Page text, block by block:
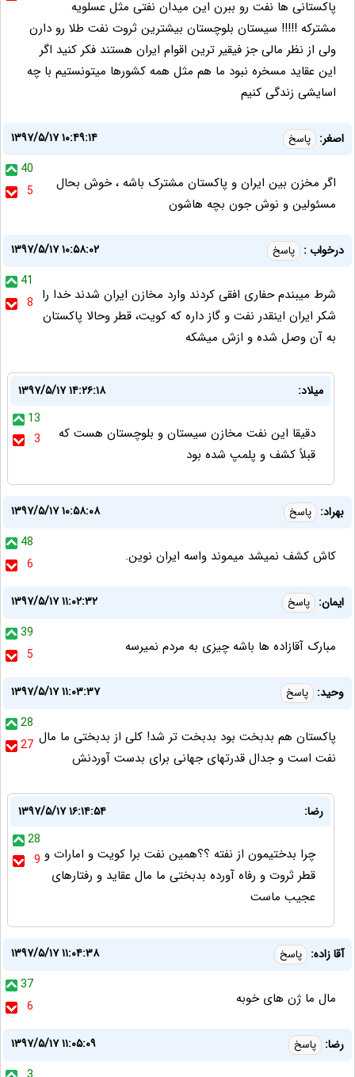
پاکستانی ها نفت رو ببرن این میدان نفتی مثل عسلویه
مشترکه !!!!! سیستان بلوچستان بیشترین ثروت نفت طلا رو دارن
ولی از نظر مالی جز فیقیر ترین اقوام ایران هستند فکر کنید اگر
این عقاید مسخره نبود ما هم مثل همه کشورها میتونستیم با چه
اسایشی زندگی کنیم
اصغر: پاسخ
۱۳۹۷/۵/۱۷ ۱۰:۴۹:۱۴
40
5
اگر مخزن بین ایران و پاکستان مشترک باشه ، خوش بحال
مسئولین و نوش جون بچه هاشون
درخواب : پاسخ
۱۳۹۷/۵/۱۷ ۱۰:۵۸:۰۲
41
8 شرط میبندم حفاری افقی کردند وارد مخازن ایران شدند خدا را
شکر ایران اینقدر نفت و گاز داره که کویت، قطر وحالا پاکستان
به آن وصل شده و ازش میشکه
میلاد:
۱۳۹۷/۵/۱۷ ۱۴:۲۶:۱۸
13
3
دقیقا این نفت مخازن سیستان و بلوچستان هست که
قبلاً کشف و پلمپ شده بود
بهراد: پاسخ
۱۳۹۷/۵/۱۷ ۱۰:۵۸:۰۸
48
6
كاش كشف نميشد ميموند واسه ايران نوين.
ایمان: پاسخ
۱۳۹۷/۵/۱۷ ۱۱:۰۲:۳۲
39
5
مبارک آقازاده ها باشه چیزی به مردم نمیرسه
وحید: پاسخ
۱۳۹۷/۵/۱۷ ۱۱:۰۳:۳۷
28
27 پاکستان هم بدبخت بود بدبخت تر شد! کلی از بدبختی ما مال
نفت است و جدال قدرتهای جهانی برای بدست آوردنش
رضا:
۱۳۹۷/۵/۱۷ ۱۶:۱۴:۵۴
28
9 چرا بدختيمون از نفته ؟؟همين نفت برا كويت و امارات و
قطر ثروت و رفاه آورده بدبختى ما مال عقايد و رفتارهاى
عجيب ماست
آقا زاده: پاسخ
۱۳۹۷/۵/۱۷ ۱۱:۰۴:۳۸
37
6
مال ما ژن های خوبه
رضا: پاسخ
۱۳۹۷/۵/۱۷ ۱۱:۰۵:۰۹